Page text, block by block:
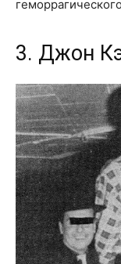
3. Джон